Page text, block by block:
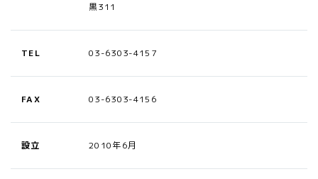
黒311
TEL 03-6303-4157
FAX 03-6303-4156
設立 2010年6月